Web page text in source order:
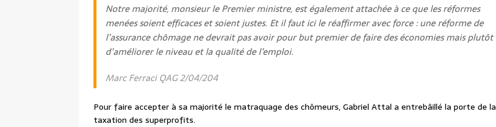
Notre majorité, monsieur le Premier ministre, est également attachée à ce que les réformes
menées soient efficaces et soient justes. Et il faut ici le réaffirmer avec force : une réforme de
l’assurance chômage ne devrait pas avoir pour but premier de faire des économies mais plutôt
d’améliorer le niveau et la qualité de l’emploi.
Marc Ferraci QAG 2/04/204
Pour faire accepter à sa majorité le matraquage des chômeurs, Gabriel Attal a entrebâillé la porte de la
taxation des superprofits.